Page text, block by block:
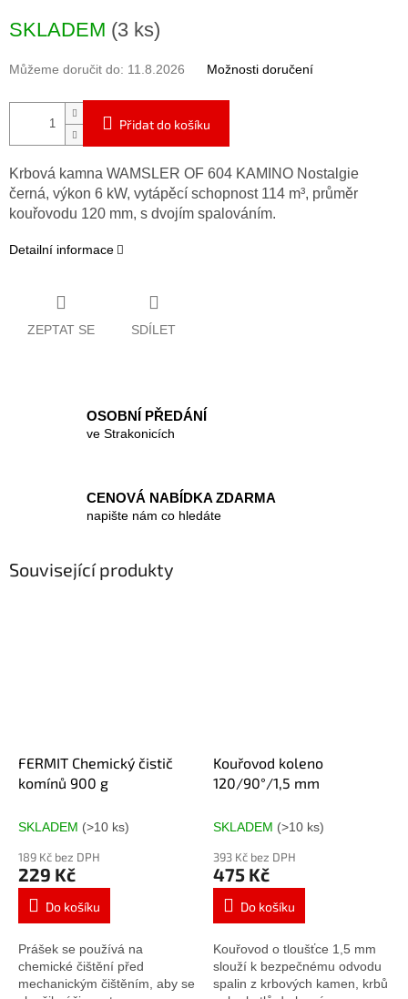
cena:
SKLADEM (3 ks)
Můžeme doručit do: 11.8.2026 Možnosti doručení
Přidat do košíku
Krbová kamna WAMSLER OF 604 KAMINO Nostalgie
černá, výkon 6 kW, vytápěcí schopnost 114 m³, průměr
kouřovodu 120 mm, s dvojím spalováním.
Detailní informace
ZEPTAT SE SDÍLET
OSOBNÍ PŘEDÁNÍ
ve Strakonicích
CENOVÁ NABÍDKA ZDARMA
napište nám co hledáte
Související produkty
FERMIT Chemický čistič
komínů 900 g
SKLADEM (>10 ks)
189 Kč bez DPH
229 Kč
Do košíku
Prášek se používá na
chemické čištění před
mechanickým čištěním, aby se
Kouřovod koleno
120/90°/1,5 mm
SKLADEM (>10 ks)
393 Kč bez DPH
475 Kč
Do košíku
Kouřovod o tloušťce 1,5 mm
slouží k bezpečnému odvodu
spalin z krbových kamen, krbů